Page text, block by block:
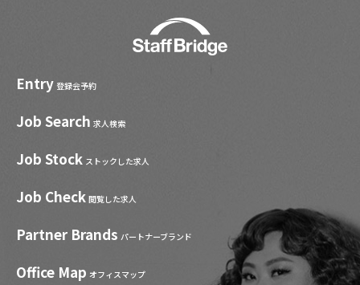
Entry 登録会予約
Job Search 求人検索
Job Stock ストックした求人
Job Check 閲覧した求人
Partner Brands パートナーブランド
Office Map オフィスマップ